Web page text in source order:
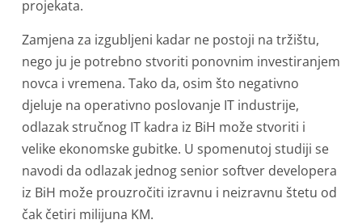
projekata.
Zamjena za izgubljeni kadar ne postoji na tržištu,
nego ju je potrebno stvoriti ponovnim investiranjem
novca i vremena. Tako da, osim što negativno
djeluje na operativno poslovanje IT industrije,
odlazak stručnog IT kadra iz BiH može stvoriti i
velike ekonomske gubitke. U spomenutoj studiji se
navodi da odlazak jednog senior softver developera
iz BiH može prouzročiti izravnu i neizravnu štetu od
čak četiri milijuna KM.